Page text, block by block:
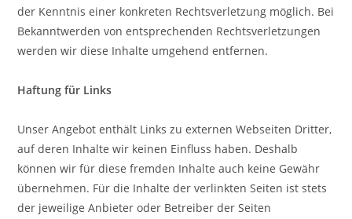
der Kenntnis einer konkreten Rechtsverletzung möglich. Bei
Bekanntwerden von entsprechenden Rechtsverletzungen
werden wir diese Inhalte umgehend entfernen.
Haftung für Links
Unser Angebot enthält Links zu externen Webseiten Dritter,
auf deren Inhalte wir keinen Einfluss haben. Deshalb
können wir für diese fremden Inhalte auch keine Gewähr
übernehmen. Für die Inhalte der verlinkten Seiten ist stets
der jeweilige Anbieter oder Betreiber der Seiten